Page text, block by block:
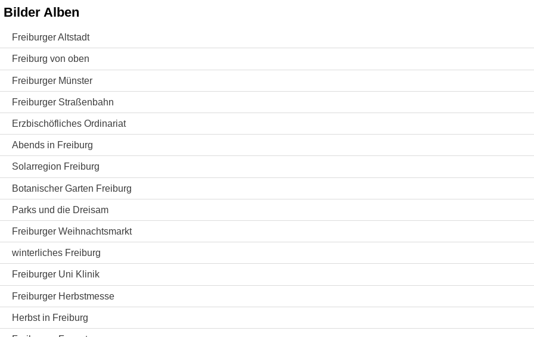
Bilder Alben
Freiburger Altstadt
Freiburg von oben
Freiburger Münster
Freiburger Straßenbahn
Erzbischöfliches Ordinariat
Abends in Freiburg
Solarregion Freiburg
Botanischer Garten Freiburg
Parks und die Dreisam
Freiburger Weihnachtsmarkt
winterliches Freiburg
Freiburger Uni Klinik
Freiburger Herbstmesse
Herbst in Freiburg